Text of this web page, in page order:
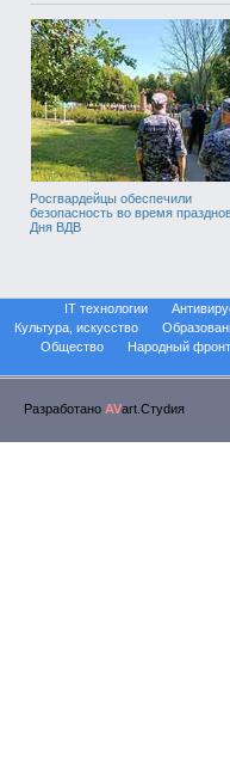
Росгвардейцы обеспечили
безопасность во время
Дня ВДВ
IT технологии
Культура, искусство
Общество
Народный фронт
Разработано AVart.Стуdия